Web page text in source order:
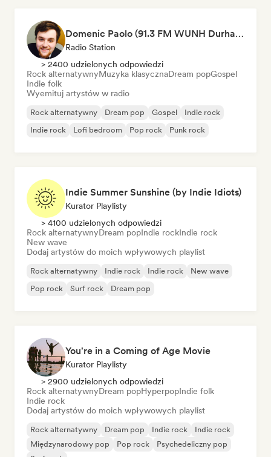
Domenic Paolo (91.3 FM WUNH Durham)
Radio Station
> 2400 udzielonych odpowiedzi
Rock alternatywnyMuzyka klasycznaDream popGospel
Indie folk
Wyemituj artystów w radio
Rock alternatywny Dream pop Gospel
Indie rock
Indie rock
Lofi bedroom Pop rock Punk rock
Indie Summer Sunshine (by Indie Idiots)
Kurator Playlisty
> 4100 udzielonych odpowiedzi
Rock alternatywnyDream popIndie rockIndie rock
New wave
Dodaj artystów do moich wpływowych playlist
Rock alternatywny Indie rock Indie rock
New wave
Pop rock
Surf rock Dream pop
You're in a Coming of Age Movie
Kurator Playlisty
> 2900 udzielonych odpowiedzi
Rock alternatywnyDream popHyperpopIndie folk
Indie rock
Dodaj artystów do moich wpływowych playlist
Rock alternatywny Dream pop Indie rock
Indie rock
Międzynarodowy pop
Pop rock
Psychedeliczny pop